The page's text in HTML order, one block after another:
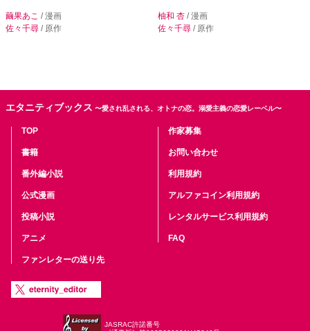
繭果あこ / 漫画
佐々千尋 / 原作
柚和 杏 / 漫画
佐々千尋 / 原作
エタニティブックス 〜愛され乱される、オトナの恋。溺愛主義の恋愛レーベル〜
TOP
書籍
番外編小説
公式漫画
投稿小説
アニメ
ファンレターの送り先
作家募集
お問い合わせ
利用規約
アルファコイン利用規約
レンタルサービス利用規約
FAQ
JASRAC許諾番号